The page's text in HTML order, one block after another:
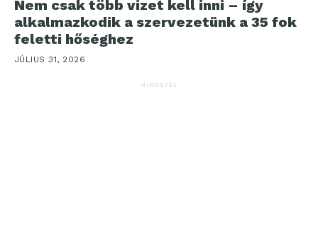
Nem csak több vizet kell inni – így
alkalmazkodik a szervezetünk a 35 fok
feletti hőséghez
JÚLIUS 31, 2026
HIRDETÉS